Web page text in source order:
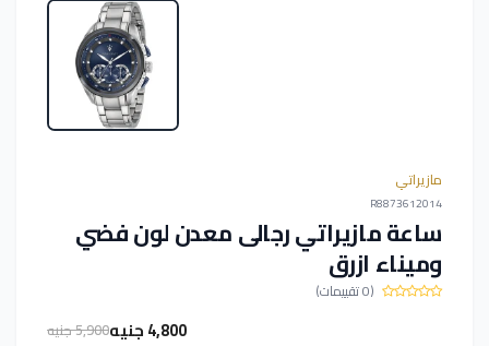
مازيراتي
R8873612014
ساعة مازيراتي رجالى معدن لون فضي
وميناء ازرق
(0 تقييمات)
4,800 جنيه
5,900 جنيه